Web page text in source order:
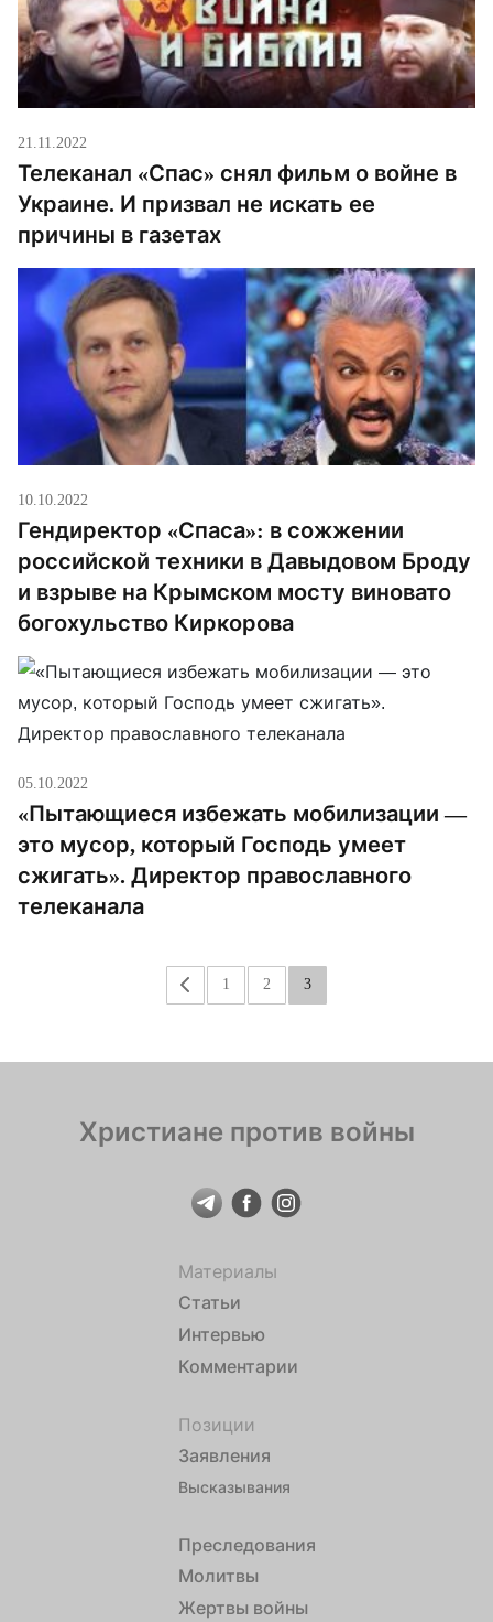
21.11.2022
Телеканал «Спас» снял фильм о войне в
Украине. И призвал не искать ее
причины в газетах
10.10.2022
Гендиректор «Спаса»: в сожжении
российской техники в Давыдовом Броду
и взрыве на Крымском мосту виновато
богохульство Киркорова
05.10.2022
«Пытающиеся избежать мобилизации —
это мусор, который Господь умеет
сжигать». Директор православного
телеканала
« 1 2 3
Христиане против войны
Материалы
Статьи
Интервью
Комментарии
Позиции
Заявления
Высказывания
Преследования
Молитвы
Жертвы войны